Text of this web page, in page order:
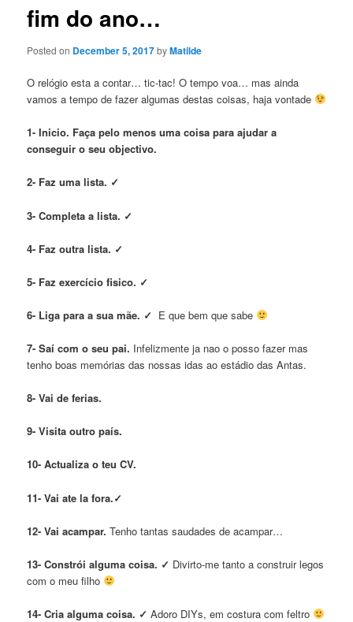
fim do ano…
Posted on December 5, 2017byMatilde
O relógio esta a contar… tic-tac! O tempo voa… mas ainda
vamos a tempo de fazer algumas destas coisas, haja vontade
1- Inicio. Faça pelo menos uma coisa para ajudar a
conseguir o seu objectivo.
2- Faz uma lista. ✓
3- Completa a lista. ✓
4- Faz outra lista. ✓
5- Fazexercício fisico. ✓
6- Liga para a sua mãe. ✓ E que bem que sabe
7- Saí com o seu pai. Infelizmente ja nao o posso fazer mas
tenho boas memórias das nossas idas ao estádio das Antas.
8- Vai de ferias.
9- Visita outro país.
10- Actualiza o teu CV.
11- Vai ate la fora.✓
12- Vai acampar.Tenho tantas saudades de acampar…
13- Constrói alguma coisa. ✓ Divirto-me tanto a construir legos
com o meu filho
14- Cria alguma coisa. ✓Adoro DIYs, em costura com feltro